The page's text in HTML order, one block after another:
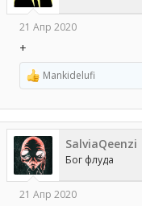
21 Апр 2020
+
Р
е
а
к
ц
и
и
:
Mankidelufi
SalviaQeenzi
Бог флуда
21 Апр 2020